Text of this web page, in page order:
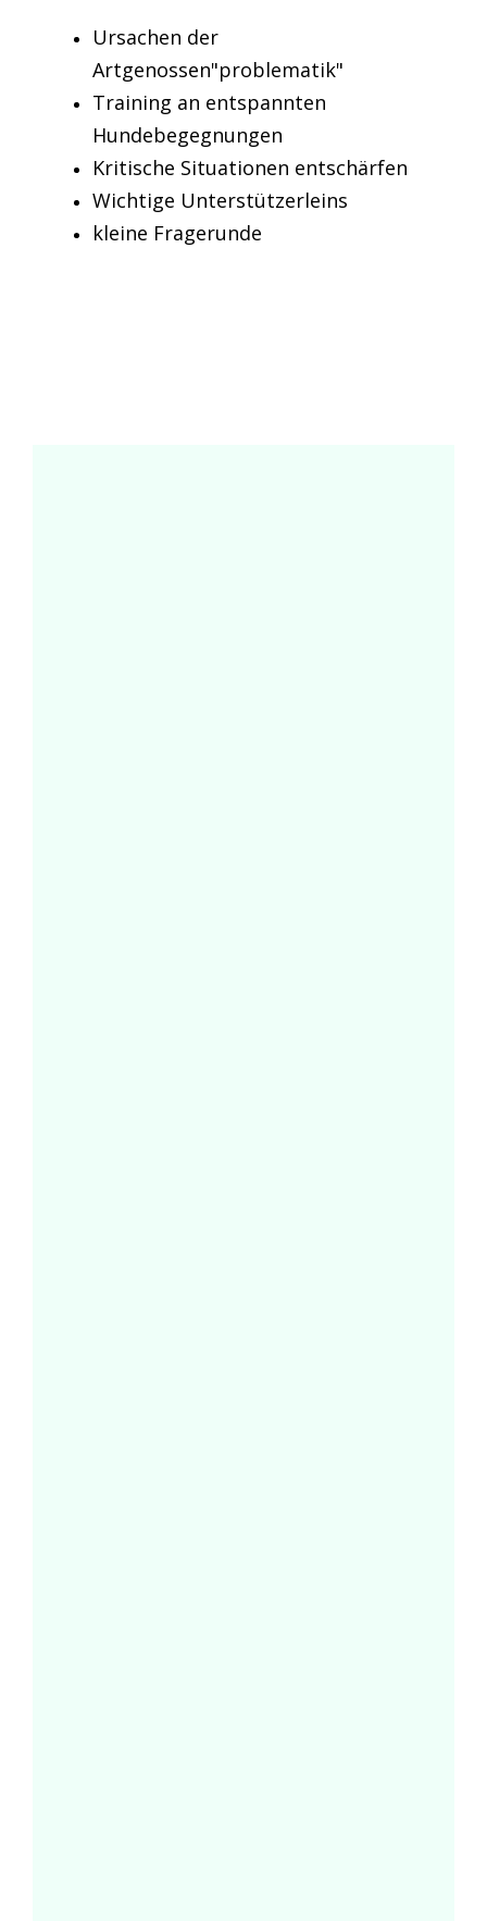
Ursachen der
Artgenossen"problematik"
Training an entspannten
Hundebegegnungen
Kritische Situationen entschärfen
Wichtige Unterstützerleins
kleine Fragerunde